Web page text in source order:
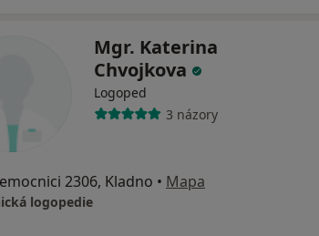
Mgr. Katerina
Chvojkova
Logoped
3 názory
2306, Kladno • Mapa
logopedie